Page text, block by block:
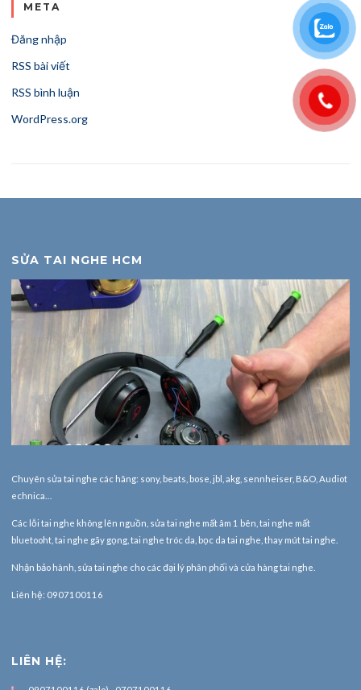
META
Đăng nhập
RSS bài viết
RSS bình luận
WordPress.org
SỬA TAI NGHE HCM
Chuyên sửa tai nghe các hãng: sony, beats, bose, jbl, akg, sennheiser, B&O, Audiot
echnica…
Các lỗi tai nghe không lên nguồn, sửa tai nghe mất âm 1 bên, tai nghe mất
bluetooht, tai nghe gãy gọng, tai nghe tróc da, bọc da tai nghe, thay mút tai nghe.
Nhận bảo hành, sửa tai nghe cho các đại lý phân phối và cửa hàng tai nghe.
Liên hệ: 0907100116
LIÊN HỆ: